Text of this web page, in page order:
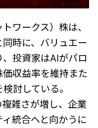
ワークス） 株は、
時に、バリュエー
投資家はAIがパロ
収益率を維持また
討している。
雑さが増し、企業
統合へと向かうに